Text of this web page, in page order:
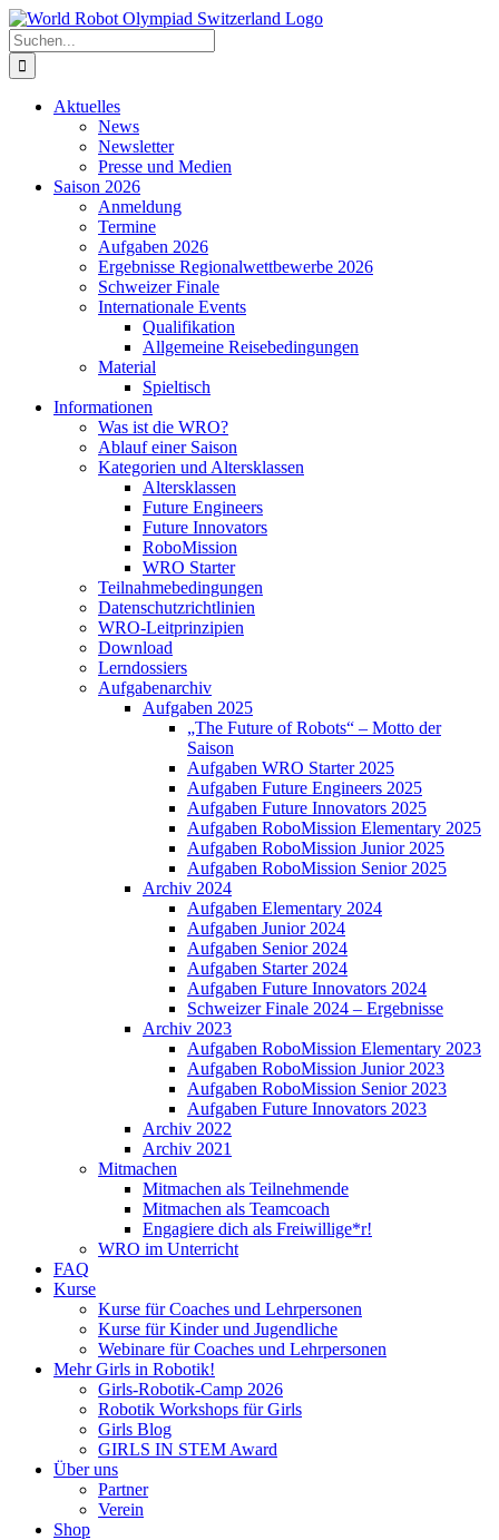
Zum
Inhalt
springen
Suche
nach:
Aktuelles
News
Newsletter
Presse und Medien
Saison 2026
Anmeldung
Termine
Aufgaben 2026
Ergebnisse Regionalwettbewerbe 2026
Schweizer Finale
Internationale Events
Qualifikation
Allgemeine Reisebedingungen
Material
Spieltisch
Informationen
Was ist die WRO?
Ablauf einer Saison
Kategorien und Altersklassen
Altersklassen
Future Engineers
Future Innovators
RoboMission
WRO Starter
Teilnahmebedingungen
Datenschutzrichtlinien
WRO-Leitprinzipien
Download
Lerndossiers
Aufgabenarchiv
Aufgaben 2025
„The Future of Robots“ – Motto der
Saison
Aufgaben WRO Starter 2025
Aufgaben Future Engineers 2025
Aufgaben Future Innovators 2025
Aufgaben RoboMission Elementary 2025
Aufgaben RoboMission Junior 2025
Aufgaben RoboMission Senior 2025
Archiv 2024
Aufgaben Elementary 2024
Aufgaben Junior 2024
Aufgaben Senior 2024
Aufgaben Starter 2024
Aufgaben Future Innovators 2024
Schweizer Finale 2024 – Ergebnisse
Archiv 2023
Aufgaben RoboMission Elementary 2023
Aufgaben RoboMission Junior 2023
Aufgaben RoboMission Senior 2023
Aufgaben Future Innovators 2023
Archiv 2022
Archiv 2021
Mitmachen
Mitmachen als Teilnehmende
Mitmachen als Teamcoach
Engagiere dich als Freiwillige*r!
WRO im Unterricht
FAQ
Kurse
Kurse für Coaches und Lehrpersonen
Kurse für Kinder und Jugendliche
Webinare für Coaches und Lehrpersonen
Mehr Girls in Robotik!
Girls-Robotik-Camp 2026
Robotik Workshops für Girls
Girls Blog
GIRLS IN STEM Award
Über uns
Partner
Verein
Shop